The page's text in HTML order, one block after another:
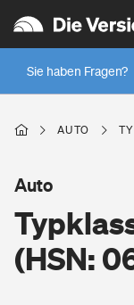
Sie haben Fragen?
Wer versichert
Regionalklassen:
Wer versichert
Wohnen
AUTO
(HSN:
Auto